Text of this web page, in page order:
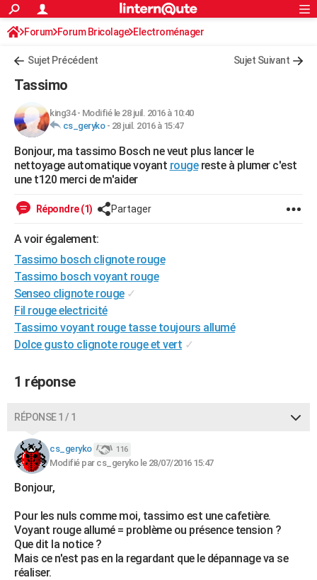
ACTUALITÉS
Politique
Société
Faits Divers
Education
Monde
Villes
+
Retraite
Impôts
Epargne
Immobilier
Risques naturels par ville
Banque
Assurance
Crédit
AUTO
Essais
Réserver un essai
Citadines
Berlines
SUV
Forum auto
+HIGH-TECH
Mobiles
Meilleur smartphone
Internet
Ordinateurs
Jeux vidéo
Guide high-tech
+
Forum
Aménagement intérieur
Extérieur
Cuisine
Salle de bains
Jardinage
Rangement
WEEK-END
Guides de France
Escapades
Patrimoine
Expositions
Musées
Week-end nature
+LIFESTYLE
Art de vivre
Bien-être
Loisirs
Mode
Modes de vie
SANTE
Alimentation
Guide de la santé
Maladies
Médicaments
Sommeil
VOYAGE
Destinations
City break
Voyage nature
Voyage de noces
Forum
Climat
+PHOTO
BONS PLANS
CARTE DE VOEUX
Carte de Noël
Carte Bonne année
Carte Saint-Valentin
Carte Pâques
Carte d'anniversaire
DICTIONNAIRE
Dictionnaire
Biographies
Citations
Expressions
Proverbes
S'inscrire
Se connecter
Lycées
Collèges
Primaires
Universités
Entreprises
Service militaire
Avis de recherche
AVIS DE DÉCÈS
FORUM
S'inscrire
Connexion
Forum Forum Bricolage Electroménager
Sujet Précédent Sujet Suivant
Tassimo
king34- Modifié le 28 juil. 2016 à 10:40
cs_geryko- 28 juil. 2016 à 15:47
Bonjour, ma tassimo Bosch ne veut plus lancer le
nettoyage automatique voyant rougereste à plumer c'est
une t120 merci de m'aider
Répondre (1) Partager
A voir également:
Tassimo bosch clignote rouge
Tassimo bosch voyant rouge
Senseo clignote rouge ✓
Fil rouge electricité
Tassimo voyant rouge tasse toujours allumé
Dolce gusto clignote rouge et vert ✓
1 réponse
RÉPONSE 1 / 1
cs_geryko 116
Modifié par cs_geryko le 28/07/2016 15:47
Bonjour,
Pour les nuls comme moi, tassimo est une cafetière.
Voyant rouge allumé = problème ou présence tension ?
Que dit la notice ?
Mais ce n'est pas en la regardant que le dépannage va se
réaliser.